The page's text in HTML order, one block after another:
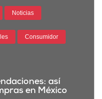
Noticias
Consumidor
así
en México